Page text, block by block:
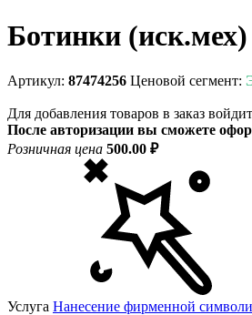
Ботинки
Артикул: 87474256 Ценовой сегмент:
Для добавления товаров в заказ
После авторизации вы сможете
Розничная цена 500.00 ₽
Услуга Нанесение фирменной